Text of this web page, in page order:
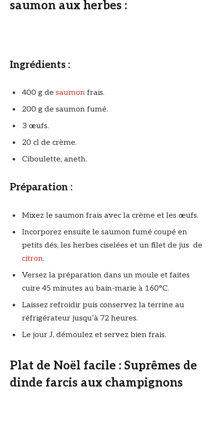
saumon aux herbes :
Ingrédients :
400 g de saumon frais.
200 g de saumon fumé.
3 œufs.
20 cl de crème.
Ciboulette, aneth.
Préparation :
Mixez le saumon frais avec la crème et les œufs.
Incorporez ensuite le saumon fumé coupé en
petits dés, les herbes ciselées et un filet de jus de
citron.
Versez la préparation dans un moule et faites
cuire 45 minutes au bain-marie à 160°C.
Laissez refroidir puis conservez la terrine au
réfrigérateur jusqu’à 72 heures.
Le jour J, démoulez et servez bien frais.
Plat de Noël facile : Suprêmes de
dinde farcis aux champignons